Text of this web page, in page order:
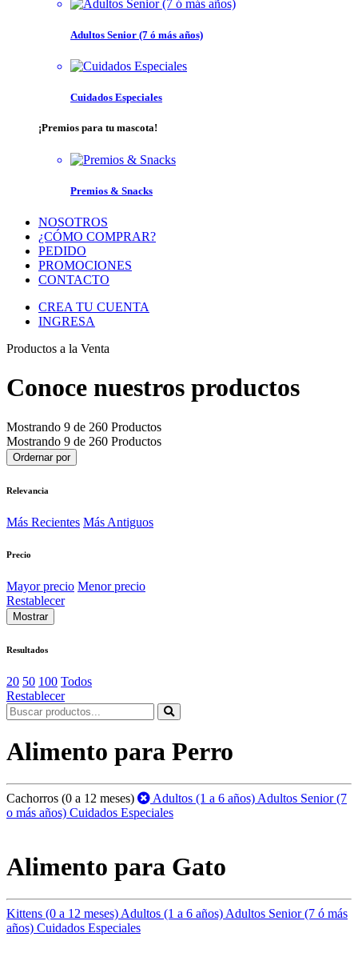
Adultos Senior (7 ó más años)
Cuidados Especiales
¡Premios para tu mascota!
Premios & Snacks
NOSOTROS
¿CÓMO COMPRAR?
PEDIDO
PROMOCIONES
CONTACTO
CREA TU CUENTA
INGRESA
Productos a la Venta
Conoce nuestros productos
Mostrando 9 de 260 Productos
Mostrando 9 de 260 Productos
Ordernar por
Relevancia
Más Recientes Más Antiguos
Precio
Mayor precio Menor precio
Restablecer
Mostrar
Resultados
20 50 100 Todos
Restablecer
Alimento para Perro
Cachorros (0 a 12 meses) Adultos (1 a 6 años)Adultos Senior (7
o más años) Cuidados Especiales
Alimento para Gato
Kittens (0 a 12 meses) Adultos (1 a 6 años) Adultos Senior (7 ó más
años) Cuidados Especiales